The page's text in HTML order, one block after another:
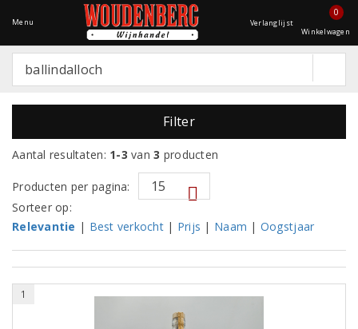
Menu Verlanglijst
0
Winkelwagen
Filter
Aantal resultaten: 1-3 van3 producten
Producten per pagina:
Sorteer op:
Relevantie | Best verkocht | Prijs | Naam | Oogstjaar
1